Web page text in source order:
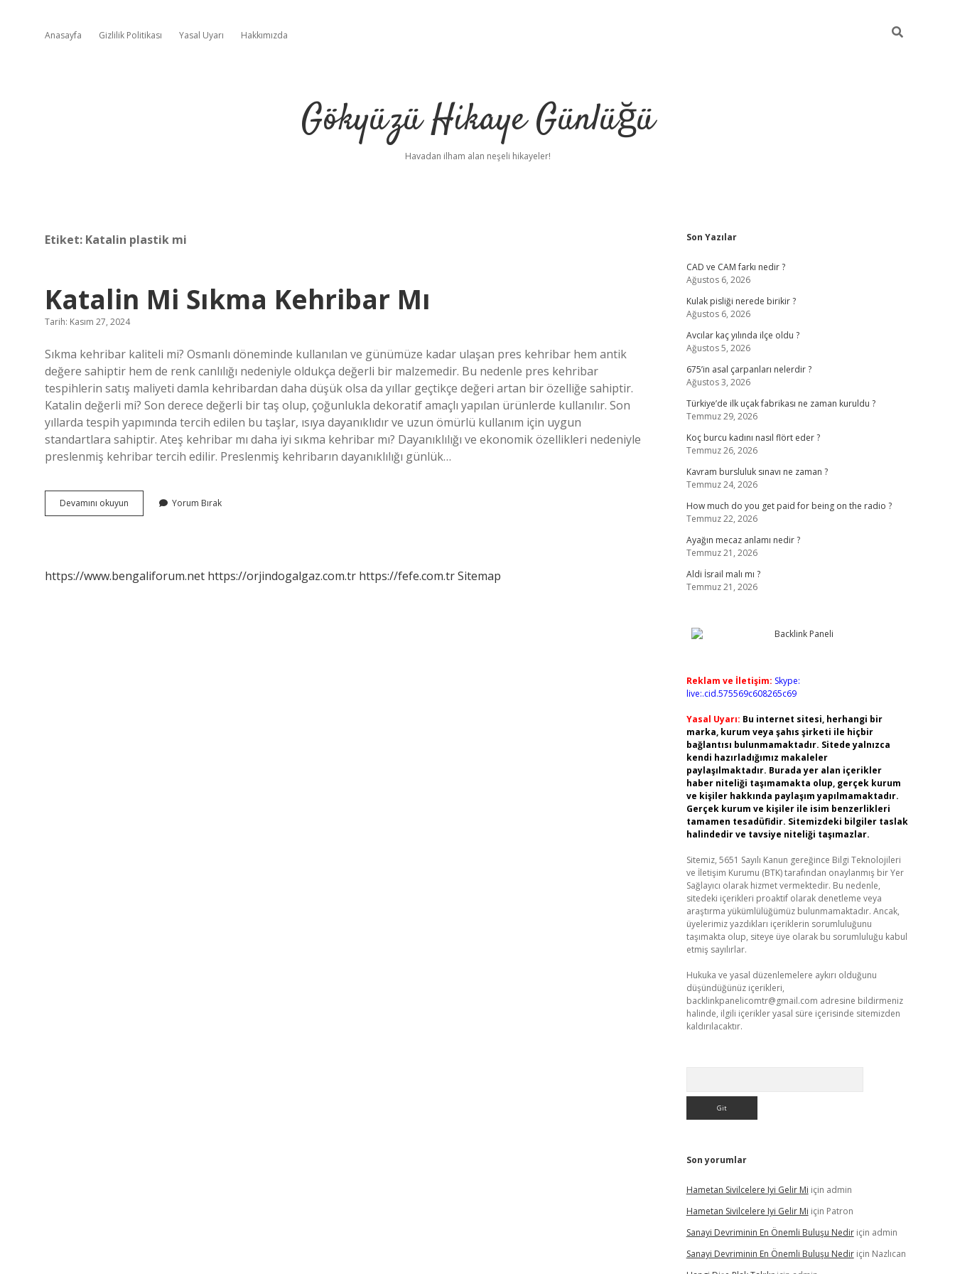
Anasayfa Gizlilik Politikası Yasal Uyarı Hakkımızda
Gökyüzü Hikaye Günlüğü
Havadan ilham alan neşeli hikayeler!
Etiket: Katalin plastik mi
Katalin Mi Sıkma Kehribar Mı
Tarih: Kasım 27, 2024
Sıkma kehribar kaliteli mi? Osmanlı döneminde kullanılan ve günümüze kadar ulaşan pres kehribar hem antik
değere sahiptir hem de renk canlılığı nedeniyle oldukça değerli bir malzemedir. Bu nedenle pres kehribar
tespihlerin satış maliyeti damla kehribardan daha düşük olsa da yıllar geçtikçe değeri artan bir özelliğe sahiptir.
Katalin değerli mi? Son derece değerli bir taş olup, çoğunlukla dekoratif amaçlı yapılan ürünlerde kullanılır. Son
yıllarda tespih yapımında tercih edilen bu taşlar, ısıya dayanıklıdır ve uzun ömürlü kullanım için uygun
standartlara sahiptir. Ateş kehribar mı daha iyi sıkma kehribar mı? Dayanıklılığı ve ekonomik özellikleri nedeniyle
preslenmiş kehribar tercih edilir. Preslenmiş kehribarın dayanıklılığı günlük…
Devamını okuyun
Mi
Yorum Bırak
https://www.bengaliforum.net https://orjindogalgaz.com.tr https://fefe.com.trSitemap
Sidebar
Son Yazılar
CAD ve CAM farkı nedir ?
Ağustos 6, 2026
Kulak pisliği nerede birikir ?
Ağustos 6, 2026
Avcılar kaç yılında ilçe oldu ?
Ağustos 5, 2026
675’in asal çarpanları nelerdir ?
Ağustos 3, 2026
Türkiye’de ilk uçak fabrikası ne zaman kuruldu ?
Temmuz 29, 2026
Koç burcu kadını nasıl flört eder ?
Temmuz 26, 2026
Kavram bursluluk sınavı ne zaman ?
Temmuz 24, 2026
How much do you get paid for being on the radio ?
Temmuz 22, 2026
Ayağın mecaz anlamı nedir ?
Temmuz 21, 2026
Aldi İsrail malı mı ?
Temmuz 21, 2026
Reklam ve İletişim: Skype:
live:.cid.575569c608265c69
Yasal Uyarı: Bu internet sitesi, herhangi bir
marka, kurum veya şahıs şirketi ile hiçbir
bağlantısı bulunmamaktadır. Sitede yalnızca
kendi hazırladığımız makaleler
paylaşılmaktadır. Burada yer alan içerikler
haber niteliği taşımamakta olup, gerçek kurum
ve kişiler hakkında paylaşım yapılmamaktadır.
Gerçek kurum ve kişiler ile isim benzerlikleri
tamamen tesadüfidir. Sitemizdeki bilgiler taslak
halindedir ve tavsiye niteliği taşımazlar.
Sitemiz, 5651 Sayılı Kanun gereğince Bilgi Teknolojileri
ve İletişim Kurumu (BTK) tarafından onaylanmış bir Yer
Sağlayıcı olarak hizmet vermektedir. Bu nedenle,
sitedeki içerikleri proaktif olarak denetleme veya
araştırma yükümlülüğümüz bulunmamaktadır. Ancak,
üyelerimiz yazdıkları içeriklerin sorumluluğunu
taşımakta olup, siteye üye olarak bu sorumluluğu kabul
etmiş sayılırlar.
Hukuka ve yasal düzenlemelere aykırı olduğunu
düşündüğünüz içerikleri,
backlinkpanelicomtr@gmail.com adresine bildirmeniz
halinde, ilgili içerikler yasal süre içerisinde sitemizden
kaldırılacaktır.
Son yorumlar
Hametan Sivilcelere Iyi Gelir Mi için admin
Hametan Sivilcelere Iyi Gelir Mi için Patron
Sanayi Devriminin En Önemli Buluşu Nediriçin admin
Sanayi Devriminin En Önemli Buluşu Nediriçin Nazlıcan